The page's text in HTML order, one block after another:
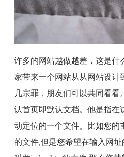
许多的网站越做越差，这是什
家带来一个网站从从网站设计
几宗罪，朋友们可以共同看
认首页即默认文档。他是指在
动定位的一个文件。比如您的
的文件,但是您希望在输入网址